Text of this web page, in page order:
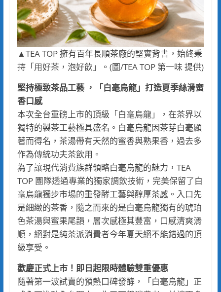
▲TEA TOP 擁有百年長順茶廠的堅實背書，始終秉
持「用好茶，泡好飲」。(圖/TEA TOP 第一味 提供)
堅持極致茶品工藝 ，「白毫烏龍」打造夏季絲滑蜜
香口感
本次全台重磅上市的頂級「白毫烏龍」，在茶界以
獨特的製茶工藝極具盛名。白毫烏龍因茶芽白毫顯
著而得名，茶湯帶有天然的蜜香與熟果香，過去多
作為傳統功夫茶飲用。
為了讓現代消費族群領略白毫烏龍的魅力，TEA
TOP 團隊透過專業的獨家調飲技術，完美保留了白
毫烏龍獨步市場的重發酵工藝與醇厚茶感。入口先
是細緻的茶香，隨之而來的是白毫烏龍獨有的琥珀
色茶湯與蜜果尾韻，層次感極其豐富，口感清爽滑
順，絕對是純茶派消費者今年夏天絕不能錯過的頂
級享受。
歡慶正式上市！即日起限時體驗雙重優惠
隨著第一波試賣的預熱口碑發酵，「白毫烏龍」正